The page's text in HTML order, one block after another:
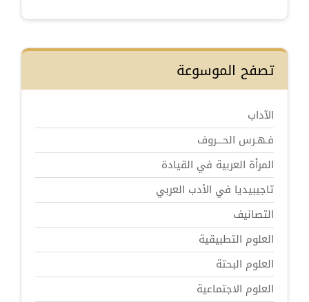
تصفح الموسوعة
الآداب
فـهـرس الحـــروف
المرأة العربية في القيادة
تاجيبيديا في الأدب العربي
التصانيف
العلوم التطبيقية
العلوم البحتة
العلوم الاجتماعية